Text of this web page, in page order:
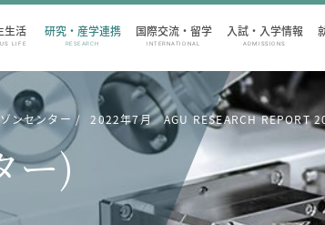
生活
LIFE
研究・産学連携
RESEARCH
国際交流・留学
INTERNATIONAL
入試・入学情報
ADMISSIONS
ンセンター 2022年7月 AGU RESEARCH REPORT
ー)